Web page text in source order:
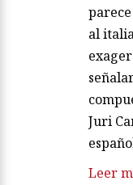
al
Juri
Leer